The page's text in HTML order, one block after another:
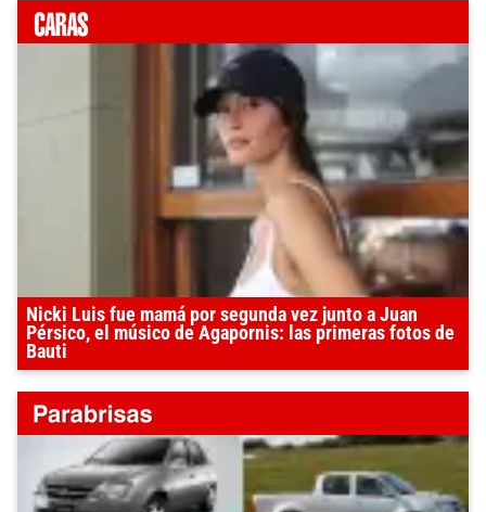
Nicki Luis fue mamá por segunda vez junto a Juan
Pérsico, el músico de Agapornis: las primeras fotos de
Bauti